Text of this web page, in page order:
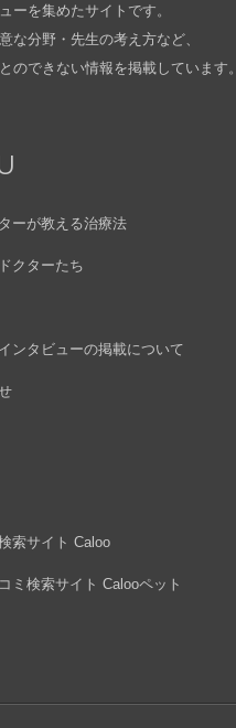
ーを集めたサイトです。
な分野・先生の考え方など、
のできない情報を掲載しています。
ーが教える治療法
クターたち
ンタビューの掲載について
索サイト Caloo
ミ検索サイト Calooペット